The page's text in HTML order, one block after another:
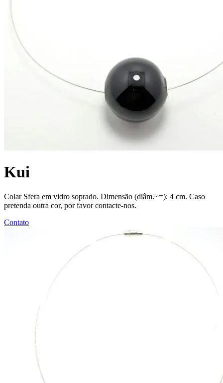
Kui
Colar Sfera em vidro soprado. Dimensão (diâm.~=): 4 cm. Caso
pretenda outra cor, por favor contacte-nos.
Contato